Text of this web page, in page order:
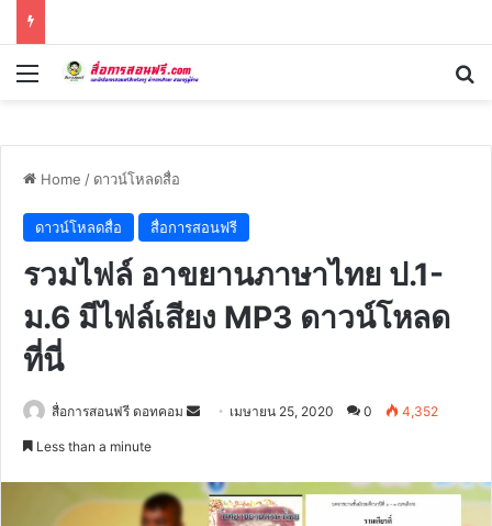
Menu
Home / ดาวน์โหลดสื่อ
ดาวน์โหลดสื่อ สื่อการสอนฟรี
รวมไฟล์ อาขยานภาษาไทย ป.1-
ม.6 มีไฟล์เสียง MP3 ดาวน์โหลด
ที่นี่
สื่อการสอนฟรี ดอทคอม
Send เมษายน 25, 2020 0 4,352
Less than a minute